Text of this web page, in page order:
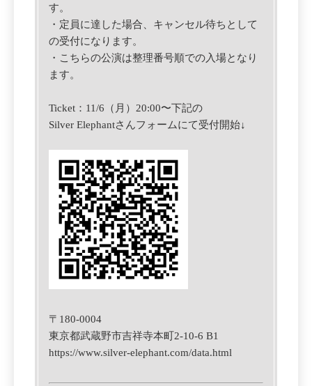
す。
・定員に達した場合、キャンセル待ちとして
の受付になります。
・こちらの公演は整理番号順での入場となり
ます。
Ticket：11/6（月）20:00〜下記の
Silver Elephantさんフォームにて受付開始↓
〒180-0004
東京都武蔵野市吉祥寺本町2-10-6 B1
https://www.silver-elephant.com/data.html